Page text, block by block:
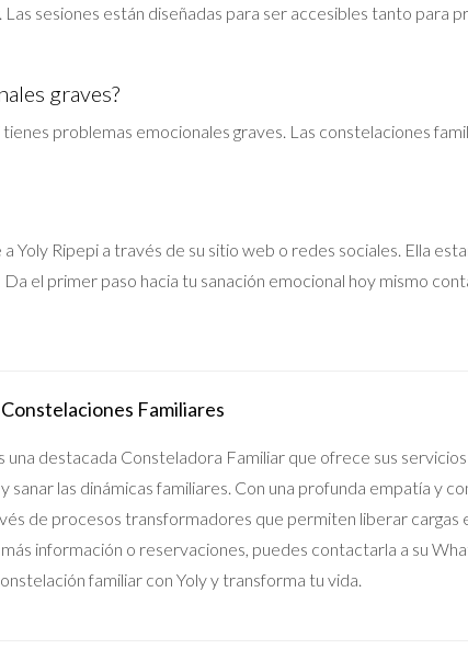
sesiones están diseñadas para ser accesibles tanto para
graves?
problemas emocionales graves. Las constelaciones
Ripepi a través de su sitio web o redes sociales. Ella
el primer paso hacia tu sanación emocional hoy mismo
Familiares
una destacada Consteladora Familiar que ofrece sus
sanar las dinámicas familiares. Con una profunda empatía y
de procesos transformadores que permiten liberar cargas
información o reservaciones, puedes contactarla a su
familiar con Yoly y transforma tu vida.